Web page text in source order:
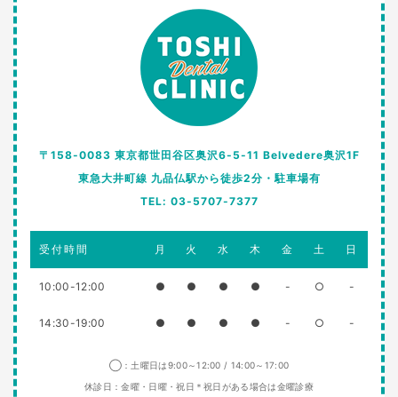
〒158-0083 東京都世田谷区奥沢6-5-11 Belvedere奥沢1F
東急大井町線 九品仏駅から徒歩2分・駐車場有
TEL: 03-5707-7377
受付時間 月 火 水 木 金 土 日
10:00-12:00 ● ● ● ● - ○ -
14:30-19:00 ● ● ● ● - ○ -
◯：土曜日は9:00～12:00 / 14:00～17:00
休診日：金曜・日曜・祝日＊祝日がある場合は金曜診療